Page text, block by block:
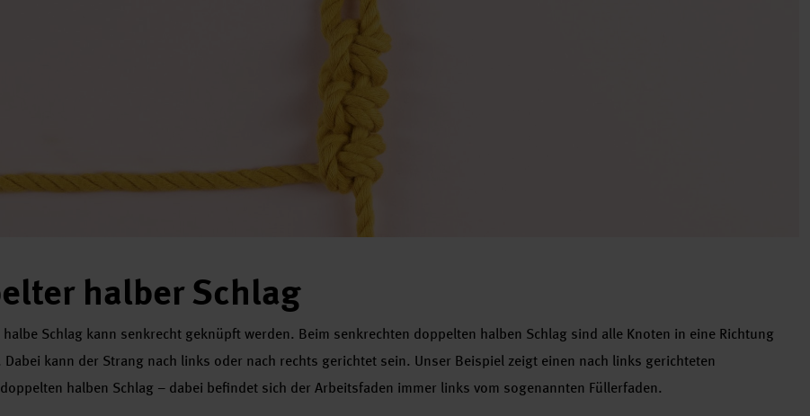
halber Schlag
Schlag kann senkrecht geknüpft werden. Beim senkrechten doppelten halben Schlag sind alle Knoten in eine Richtung
kann der Strang nach links oder nach rechts gerichtet sein. Unser Beispiel zeigt einen nach links gerichteten
halben Schlag – dabei befindet sich der Arbeitsfaden immer links vom sogenannten Füllerfaden.